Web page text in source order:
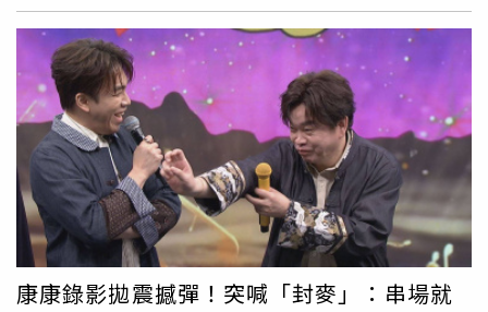
還虧他「肚子都跑出來、脖子也變粗」，嘴硬卻滿是關心。
現場他也感性分享，自己已經到了一個年紀了，希望未來錄
影時間能早一點，也請大家把握相處的時刻，讓氣氛一度轉
溫馨，康康則笑著緩頰：「不要這樣啦！」歌手輪番登場，
其中朱海君、翁鈺鈞重新詮釋江蕙與Ella的經典對唱〈歹逗
陣〉。評審特別關注兩人演唱方式，直言原版組合本就少
見，沒想到兩人默契十足，不僅聲線契合，彼此還能互相帶
動情緒，讓整體氛圍越唱越熱、越聽越開心。另一組陳隨
意、彭正演唱姜育恆的〈女人的選擇〉，深情到位的詮釋讓
評審許常德聽得眼眶泛紅，甚至在台下偷偷拭淚，卻被康康
當場抓包，許常德又羞又氣地回應：「下次你再把我糗事拿
康康錄影拋震撼彈！突喊「封麥」：串場就